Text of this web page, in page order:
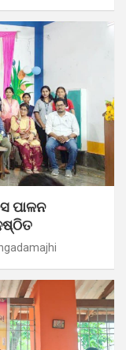
ପାଳନ